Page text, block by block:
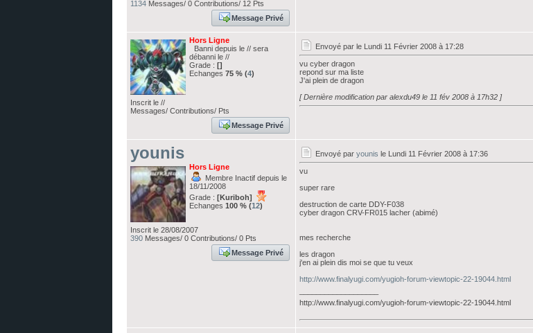
1134 Messages/ 0 Contributions/ 12 Pts
Message Privé
Hors Ligne
Banni depuis le // sera
débanni le //
Grade : []
Echanges 75 % (4)
Inscrit le //
Messages/ Contributions/ Pts
Message Privé
Envoyé par le Lundi 11 Février 2008 à 17:28
vu cyber dragon
repond sur ma liste
J'ai plein de dragon
[ Dernière modification par alexdu49 le 11 fév 2008 à 17h32 ]
younis
Hors Ligne
Membre Inactif depuis le
18/11/2008
Grade : [Kuriboh]
Echanges 100 % (12)
Inscrit le 28/08/2007
390 Messages/ 0 Contributions/ 0 Pts
Message Privé
Envoyé par younis le Lundi 11 Février 2008 à 17:36
vu
super rare
destruction de carte DDY-F038
cyber dragon CRV-FR015 lacher (abimé)
mes recherche
les dragon
j'en ai plein dis moi se que tu veux
http://www.finalyugi.com/yugioh-forum-viewtopic-22-19044.html
http://www.finalyugi.com/yugioh-forum-viewtopic-22-19044.html